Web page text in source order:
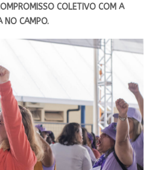
COLETIVO COM A
NO CAMPO.